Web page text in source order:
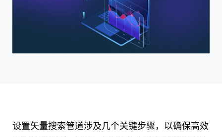
设置矢量搜索管道涉及几个关键步骤，以确保高效